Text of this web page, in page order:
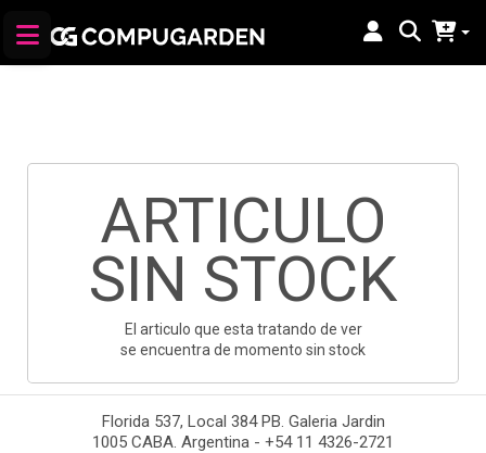
ARTICULO
SIN STOCK
El articulo que esta tratando de ver
se encuentra de momento sin stock
Florida 537, Local 384 PB. Galeria Jardin
1005 CABA. Argentina - +54 11 4326-2721